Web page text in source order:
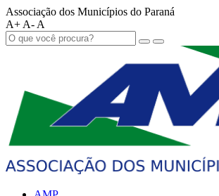
Associação dos Municípios do Paraná
A+ A- A